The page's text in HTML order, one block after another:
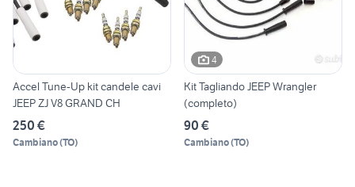
Accel Tune-Up kit candele cavi
JEEP ZJ V8 GRAND CH
250 €
Cambiano(TO)
4
Kit Tagliando JEEP Wrangler
(completo)
90 €
Cambiano(TO)